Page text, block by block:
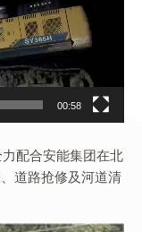
00:58
配合安能集团在北
道路抢修及河道清